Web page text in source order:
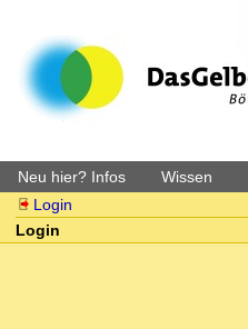
Neu hier? Infos Wissen
Login
Login